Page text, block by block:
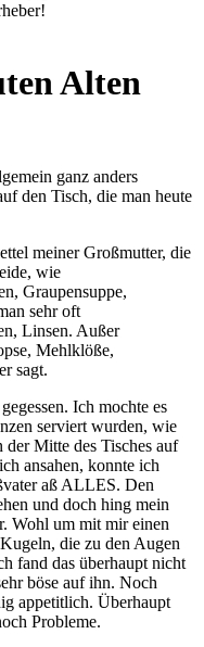
Alten
ganz anders
den Tisch, die man heute
meiner Großmutter, die
wie
Graupensuppe,
sehr oft
Linsen. Außer
Mehlklöße,
sagt.
Ich mochte es
serviert wurden, wie
Mitte des Tisches auf
ansahen, konnte ich
aß ALLES. Den
und doch hing mein
Wohl um mit mir einen
die zu den Augen
fand das überhaupt nicht
böse auf ihn. Noch
appetitlich. Überhaupt
Probleme.